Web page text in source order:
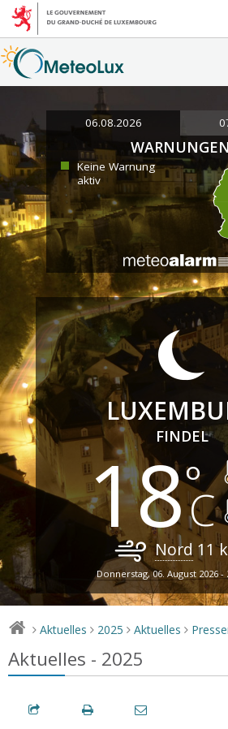
06.08.2026
WARNUNGEN
Keine Warnung
aktiv
FINDEL
18
Nord 11
Donnerstag, 06. August 2026 -
> Aktuelles > 2025 > Aktuelles >
Aktuelles - 2025